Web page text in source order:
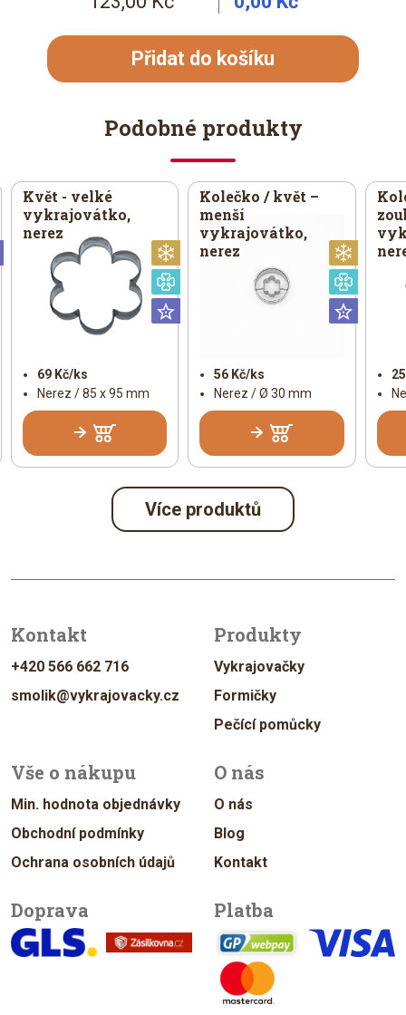
Přidat do košíku
Podobné produkty
Vánoční
Květ - velké
vykrajovátko,
nerez
69 Kč/ks
Nerez / 85 x 95 mm
Kolečko / květ –
menší
vykrajovátko,
nerez
56 Kč/ks
Nerez / Ø 30 mm
Universální
Více produktů
Kontakt
+420 566 662 716
smolik@vykrajovacky.cz
Produkty
Vykrajovačky
Formičky
Pečící pomůcky
Vše o nákupu
Min. hodnota objednávky
Obchodní podmínky
Ochrana osobních údajů
O nás
O nás
Blog
Kontakt
Doprava Platba